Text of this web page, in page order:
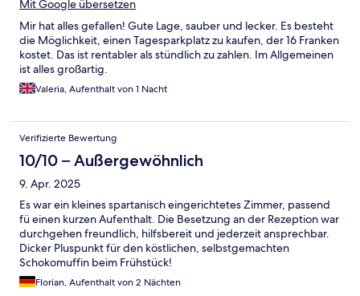
Mit Google übersetzen
Mir hat alles gefallen! Gute Lage, sauber und lecker. Es besteht
die Möglichkeit, einen Tagesparkplatz zu kaufen, der 16 Franken
kostet. Das ist rentabler als stündlich zu zahlen. Im Allgemeinen
ist alles großartig.
Valeria, Aufenthalt von 1 Nacht
Verifizierte Bewertung
10/10 – Außergewöhnlich
9. Apr. 2025
Es war ein kleines spartanisch eingerichtetes Zimmer, passend
fü einen kurzen Aufenthalt. Die Besetzung an der Rezeption war
durchgehen freundlich, hilfsbereit und jederzeit ansprechbar.
Dicker Pluspunkt für den köstlichen, selbstgemachten
Schokomuffin beim Frühstück!
Florian, Aufenthalt von 2 Nächten